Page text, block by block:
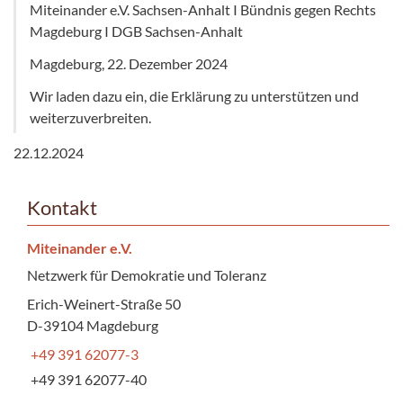
Miteinander e.V. Sachsen-Anhalt I Bündnis gegen Rechts
Magdeburg I DGB Sachsen-Anhalt
Magdeburg, 22. Dezember 2024
Wir laden dazu ein, die Erklärung zu unterstützen und
weiterzuverbreiten.
22.12.2024
Kontakt
Miteinander e.V.
Netzwerk für Demokratie und Toleranz
Erich-Weinert-Straße 50
D-39104 Magdeburg
+49 391 62077-3
+49 391 62077-40